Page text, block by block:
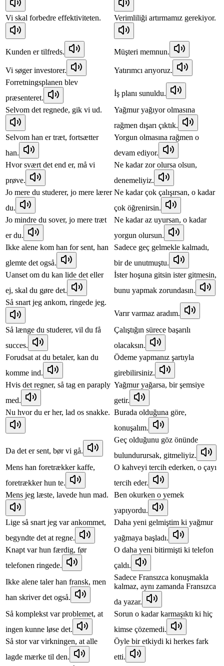
Vi skal forbedre effektiviteten. Verimliliği artırmamız gerekiyor.
Kunden er tilfreds. Müşteri memnun.
Vi søger investorer.
Yatırımcı arıyoruz.
Forretningsplanen blev
præsenteret.
İş planı sunuldu.
Selvom det regnede, gik vi ud.
Yağmur yağıyor olmasına
rağmen dışarı çıktık.
Selvom han er træt, fortsætter
han.
Yorgun olmasına rağmen o
devam ediyor.
Hvor svært det end er, må vi
prøve.
Ne kadar zor olursa olsun,
denemeliyiz.
Jo mere du studerer, jo mere lærer
du.
Ne kadar çok çalışırsan, o kadar
çok öğrenirsin.
Jo mindre du sover, jo mere træt
er du.
Ne kadar az uyursan, o kadar
yorgun olursun.
Ikke alene kom han for sent, han
glemte det også.
Sadece geç gelmekle kalmadı,
bir de unutmuştu.
Uanset om du kan lide det eller
ej, skal du gøre det.
İster hoşuna gitsin ister gitmesin,
bunu yapmak zorundasın.
Så snart jeg ankom, ringede jeg.
Varır varmaz aradım.
Så længe du studerer, vil du få
succes.
Çalıştığın sürece başarılı
olacaksın.
Forudsat at du betaler, kan du
komme ind.
Ödeme yapmanız şartıyla
girebilirsiniz.
Hvis det regner, så tag en paraply
med.
Yağmur yağarsa, bir şemsiye
getir.
Nu hvor du er her, lad os snakke. Burada olduğuna göre,
konuşalım.
Da det er sent, bør vi gå.
Geç olduğunu göz önünde
bulundurursak, gitmeliyiz.
Mens han foretrækker kaffe,
foretrækker hun te.
O kahveyi tercih ederken, o çayı
tercih eder.
Mens jeg læste, lavede hun mad.
Ben okurken o yemek
yapıyordu.
Lige så snart jeg var ankommet,
begyndte det at regne.
Daha yeni gelmiştim ki yağmur
yağmaya başladı.
Knapt var hun færdig, før
telefonen ringede.
O daha yeni bitirmişti ki telefon
çaldı.
Ikke alene taler han fransk, men
han skriver det også.
Sadece Fransızca konuşmakla
kalmaz, aynı zamanda Fransızca
da yazar.
Så komplekst var problemet, at
ingen kunne løse det.
Sorun o kadar karmaşıktı ki hiç
kimse çözemedi.
Så stor var virkningen, at alle
lagde mærke til den.
Öyle bir etkiydi ki herkes fark
etti.